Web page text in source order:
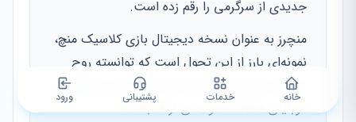
جدیدی از سرگرمی را رقم زده است.
منچرز به عنوان نسخه دیجیتال بازی کلاسیک منچ،
نمونه‌ای بارز از این تحول است که توانسته روح
جمعی بازی‌های فیزیکی را در قالب یک اپلیکیشن
موبایلی حفظ کند و حتی ارتقا بخشد.
خانه خدمات پشتیبانی ورود